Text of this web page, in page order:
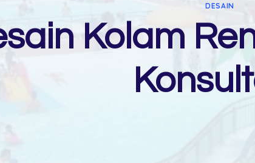
DESAIN
Kolam